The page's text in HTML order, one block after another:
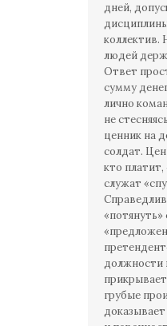
дней,
коллектив.
людей
Ответ
сумму
лично
не
ценник на
солдат.
кто
служат
должности
грубые